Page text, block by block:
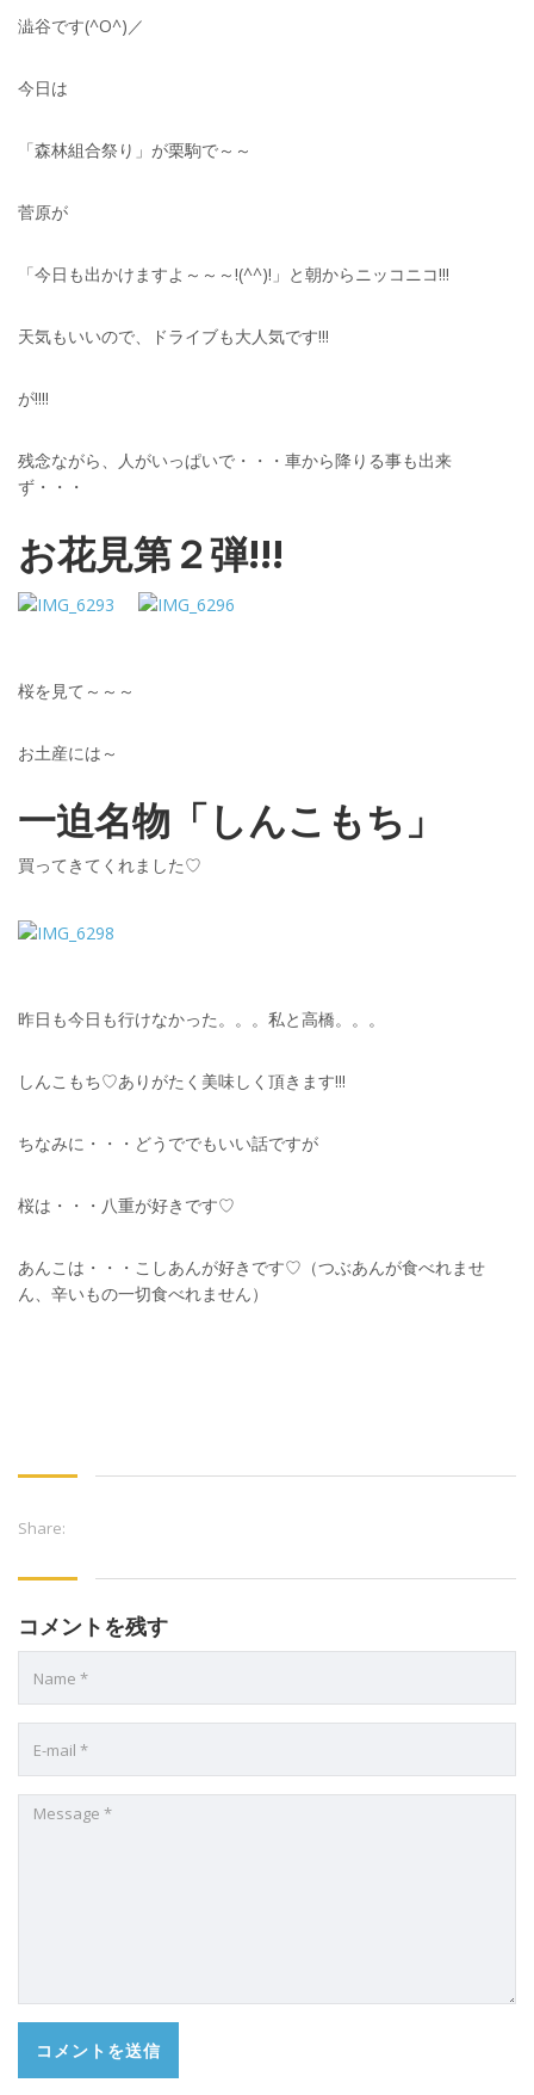
澁谷です(^O^)／
今日は
「森林組合祭り」が栗駒で～～
菅原が
「今日も出かけますよ～～～!(^^)!」と朝からニッコニコ!!!
天気もいいので、ドライブも大人気です!!!
が!!!!
残念ながら、人がいっぱいで・・・車から降りる事も出来
ず・・・
お花見第２弾!!!
桜を見て～～～
お土産には～
一迫名物「しんこもち」
買ってきてくれました♡
昨日も今日も行けなかった。。。私と高橋。。。
しんこもち♡ありがたく美味しく頂きます!!!
ちなみに・・・どうででもいい話ですが
桜は・・・八重が好きです♡
あんこは・・・こしあんが好きです♡（つぶあんが食べれませ
ん、辛いもの一切食べれません）
Share:
コメントを残す